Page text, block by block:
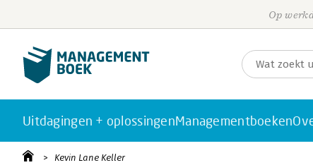
Op
Uitdagingen + oplossingenManagementboeken
Kevin Lane Keller